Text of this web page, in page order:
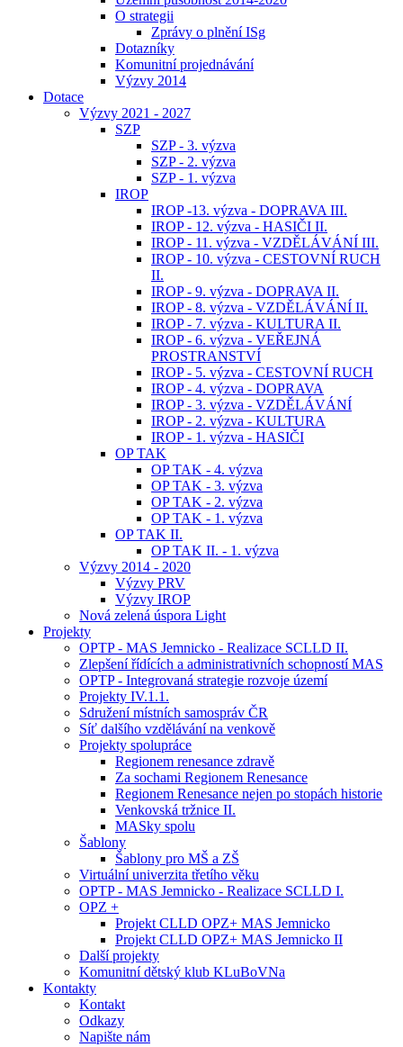
O strategii
Zprávy o plnění ISg
Dotazníky
Komunitní projednávání
Výzvy 2014
Dotace
Výzvy 2021 - 2027
SZP
SZP - 3. výzva
SZP - 2. výzva
SZP - 1. výzva
IROP
IROP -13. výzva - DOPRAVA III.
IROP - 12. výzva - HASIČI II.
IROP - 11. výzva - VZDĚLÁVÁNÍ III.
IROP - 10. výzva - CESTOVNÍ RUCH
II.
IROP - 9. výzva - DOPRAVA II.
IROP - 8. výzva - VZDĚLÁVÁNÍ II.
IROP - 7. výzva - KULTURA II.
IROP - 6. výzva - VEŘEJNÁ
PROSTRANSTVÍ
IROP - 5. výzva - CESTOVNÍ RUCH
IROP - 4. výzva - DOPRAVA
IROP - 3. výzva - VZDĚLÁVÁNÍ
IROP - 2. výzva - KULTURA
IROP - 1. výzva - HASIČI
OP TAK
OP TAK - 4. výzva
OP TAK - 3. výzva
OP TAK - 2. výzva
OP TAK - 1. výzva
OP TAK II.
OP TAK II. - 1. výzva
Výzvy 2014 - 2020
Výzvy PRV
Výzvy IROP
Nová zelená úspora Light
Projekty
OPTP - MAS Jemnicko - Realizace SCLLD II.
Zlepšení řídících a administrativních schopností MAS
OPTP - Integrovaná strategie rozvoje území
Projekty IV.1.1.
Sdružení místních samospráv ČR
Síť dalšího vzdělávání na venkově
Projekty spolupráce
Regionem renesance zdravě
Za sochami Regionem Renesance
Regionem Renesance nejen po stopách historie
Venkovská tržnice II.
MASky spolu
Šablony
Šablony pro MŠ a ZŠ
Virtuální univerzita třetího věku
OPTP - MAS Jemnicko - Realizace SCLLD I.
OPZ +
Projekt CLLD OPZ+ MAS Jemnicko
Projekt CLLD OPZ+ MAS Jemnicko II
Další projekty
Komunitní dětský klub KLuBoVNa
Kontakty
Kontakt
Odkazy
Napište nám